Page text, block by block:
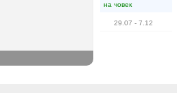
на човек
29.07 - 7.12